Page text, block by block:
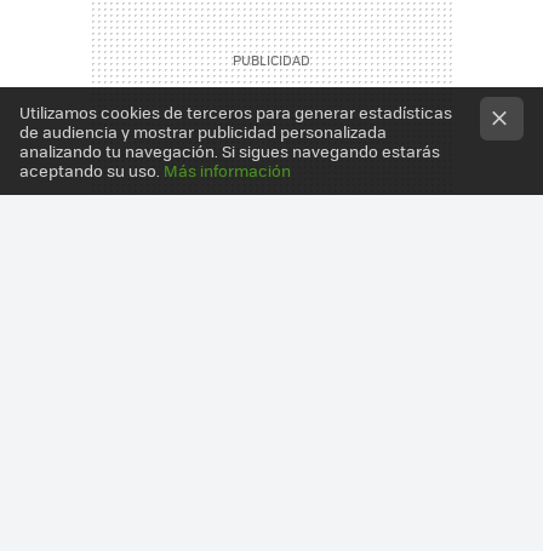
Utilizamos cookies de terceros para generar estadísticas
de audiencia y mostrar publicidad personalizada
analizando tu navegación. Si sigues navegando estarás
aceptando su uso. Más información